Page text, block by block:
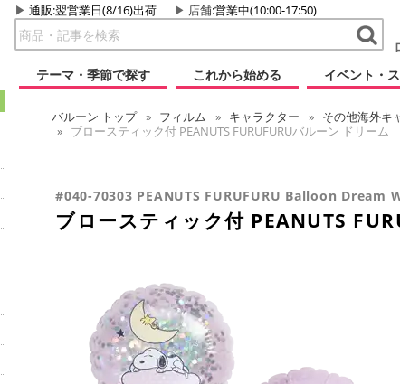
通販:翌営業日(8/16)出荷 店舗:営業中(10:00-17:50)
テーマ・季節で探す
これから始める イベント・
バルーン トップ フィルム キャラクター
その他海外キ
ブロースティック付 PEANUTS FURUFURUバルーン ドリーム
#040-70303 PEANUTS FURUFURU Balloon
ブロースティック付 PEANUTS